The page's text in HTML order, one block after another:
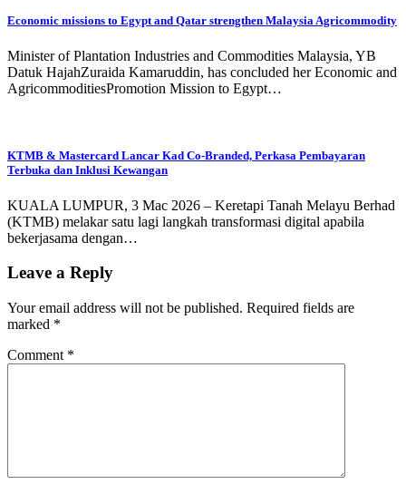
Economic missions to Egypt and Qatar strengthen Malaysia Agricommodity
Minister of Plantation Industries and Commodities Malaysia, YB
Datuk HajahZuraida Kamaruddin, has concluded her Economic and
AgricommoditiesPromotion Mission to Egypt…
KTMB & Mastercard Lancar Kad Co-Branded, Perkasa Pembayaran
Terbuka dan Inklusi Kewangan
KUALA LUMPUR, 3 Mac 2026 – Keretapi Tanah Melayu Berhad
(KTMB) melakar satu lagi langkah transformasi digital apabila
bekerjasama dengan…
Leave a Reply
Your email address will not be published. Required fields are
marked *
Comment *